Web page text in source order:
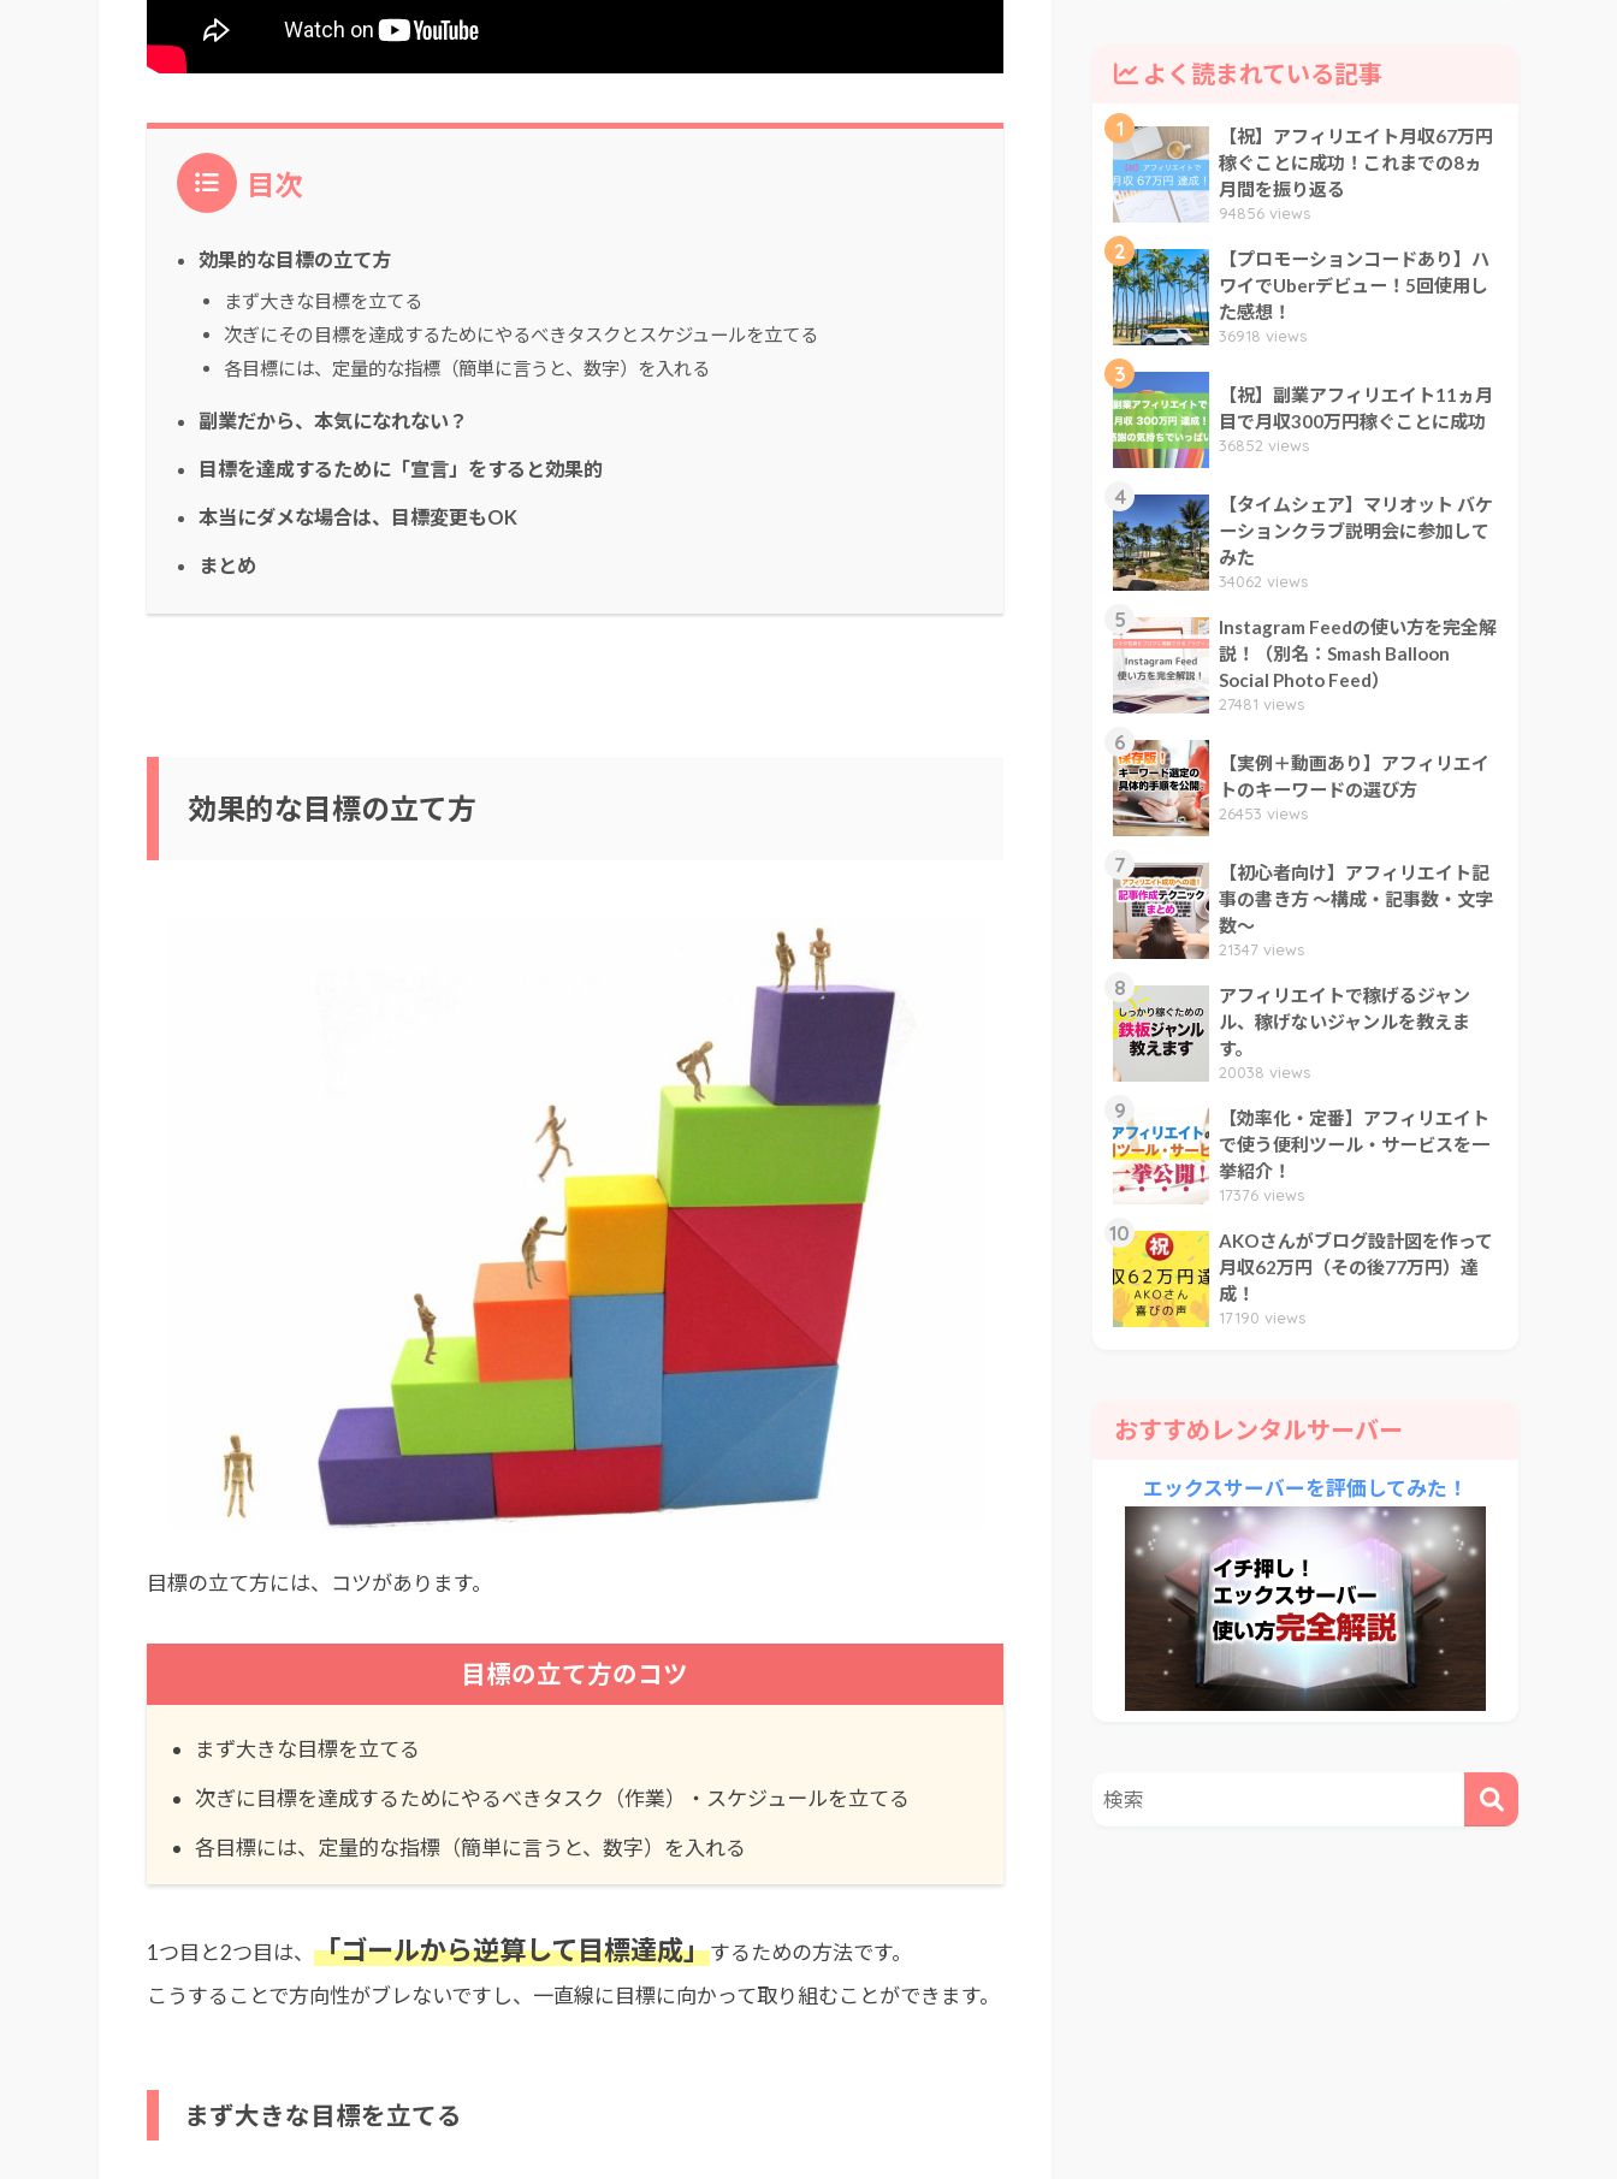
目次
効果的な目標の立て方
まず大きな目標を立てる
次ぎにその目標を達成するためにやるべきタスクとスケジュールを立てる
各目標には、定量的な指標（簡単に言うと、数字）を入れる
副業だから、本気になれない？
目標を達成するために「宣言」をすると効果的
本当にダメな場合は、目標変更もOK
まとめ
効果的な目標の立て方
目標の立て方には、コツがあります。
目標の立て方のコツ
まず大きな目標を立てる
次ぎに目標を達成するためにやるべきタスク（作業）・スケジュールを立てる
各目標には、定量的な指標（簡単に言うと、数字）を入れる
1つ目と2つ目は、 「ゴールから逆算して目標達成」するための方法です。
こうすることで方向性がブレないですし、一直線に目標に向かって取り組むことができます。
まず大きな目標を立てる
よく読まれている記事
1
【祝】アフィリエイト月収67万円
稼ぐことに成功！これまでの8ヵ
月間を振り返る
94856 views
2
【プロモーションコードあり】ハ
ワイでUberデビュー！5回使用し
た感想！
36918 views
3
【祝】副業アフィリエイト11ヵ月
目で月収300万円稼ぐことに成功
36852 views
4
【タイムシェア】マリオット バケ
ーションクラブ説明会に参加して
みた
34062 views
5
Instagram Feedの使い方を完全解
説！（別名：Smash Balloon
Social Photo Feed）
27481 views
6
【実例＋動画あり】アフィリエイ
トのキーワードの選び方
26453 views
7
【初心者向け】アフィリエイト記
事の書き方 ～構成・記事数・文字
数～
21347 views
8
アフィリエイトで稼げるジャン
ル、稼げないジャンルを教えま
す。
20038 views
9
【効率化・定番】アフィリエイト
で使う便利ツール・サービスを一
挙紹介！
17376 views
10
AKOさんがブログ設計図を作って
月収62万円（その後77万円）達
成！
17190 views
おすすめレンタルサーバー
エックスサーバーを評価してみた！